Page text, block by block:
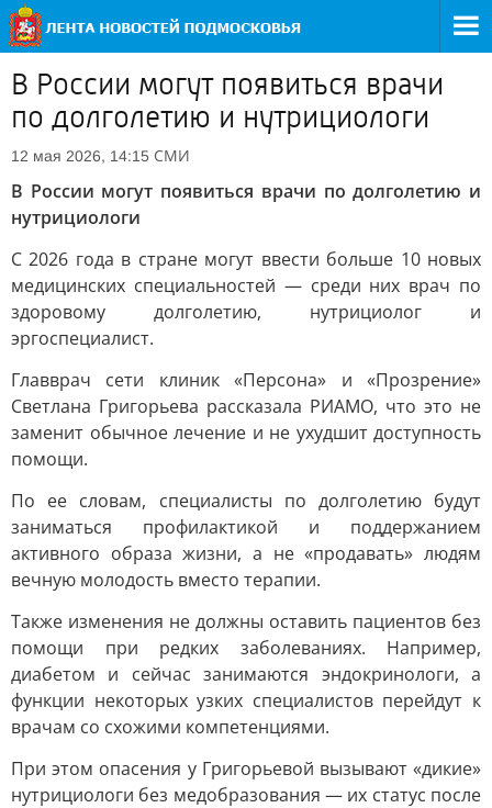
В России могут появиться врачи
по долголетию и нутрициологи
12 мая 2026, 14:15 СМИ
В России могут появиться врачи по долголетию и
нутрициологи
С 2026 года в стране могут ввести больше 10 новых
медицинских специальностей — среди них врач по
здоровому долголетию, нутрициолог и
эргоспециалист.
Главврач сети клиник «Персона» и «Прозрение»
Светлана Григорьева рассказала РИАМО, что это не
заменит обычное лечение и не ухудшит доступность
помощи.
По ее словам, специалисты по долголетию будут
заниматься профилактикой и поддержанием
активного образа жизни, а не «продавать» людям
вечную молодость вместо терапии.
Также изменения не должны оставить пациентов без
помощи при редких заболеваниях. Например,
диабетом и сейчас занимаются эндокринологи, а
функции некоторых узких специалистов перейдут к
врачам со схожими компетенциями.
При этом опасения у Григорьевой вызывают «дикие»
нутрициологи без медобразования — их статус после